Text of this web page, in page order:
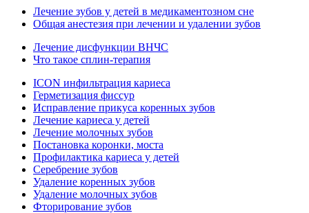
Лечение зубов у детей в медикаментозном сне
Общая анестезия при лечении и удалении зубов
Лечение дисфункции ВНЧС
Что такое сплин-терапия
ICON инфильтрация кариеса
Герметизация фиссур
Исправление прикуса коренных зубов
Лечение кариеса у детей
Лечение молочных зубов
Постановка коронки, моста
Профилактика кариеса у детей
Серебрение зубов
Удаление коренных зубов
Удаление молочных зубов
Фторирование зубов